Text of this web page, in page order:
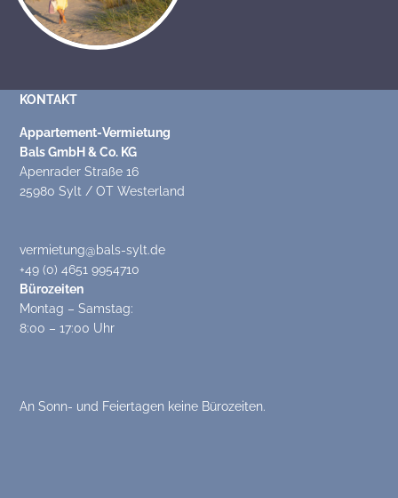
KONTAKT
Appartement-Vermietung
Bals GmbH & Co. KG
Apenrader Straße 16
25980 Sylt / OT Westerland
vermietung@bals-sylt.de
+49 (0) 4651 9954710
Bürozeiten
Montag – Samstag:
8:00 – 17:00 Uhr
An Sonn- und Feiertagen keine Bürozeiten.